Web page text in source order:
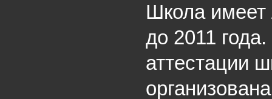
Школа имеет
до 2011
аттестации